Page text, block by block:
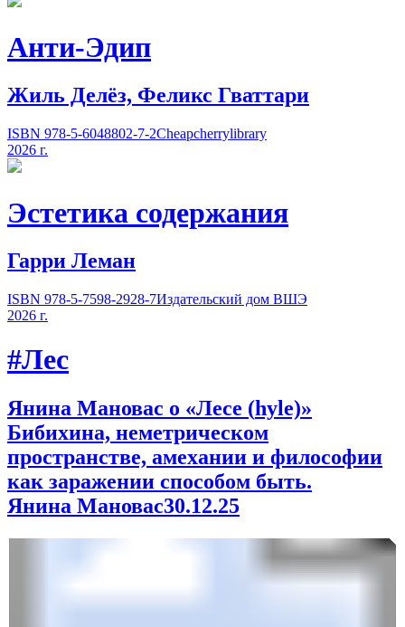
Анти-Эдип
Жиль Делёз, Феликс Гваттари
ISBN 978-5-6048802-7-2Cheapcherrylibrary
2026 г.
Эстетика содержания
Гарри Леман
ISBN 978-5-7598-2928-7Издательский дом ВШЭ
2026 г.
#Лес
Янина Мановас о «Лесе (hyle)»
Бибихина, неметрическом
пространстве, амехании и философии
как заражении способом быть.
Янина Мановас30.12.25